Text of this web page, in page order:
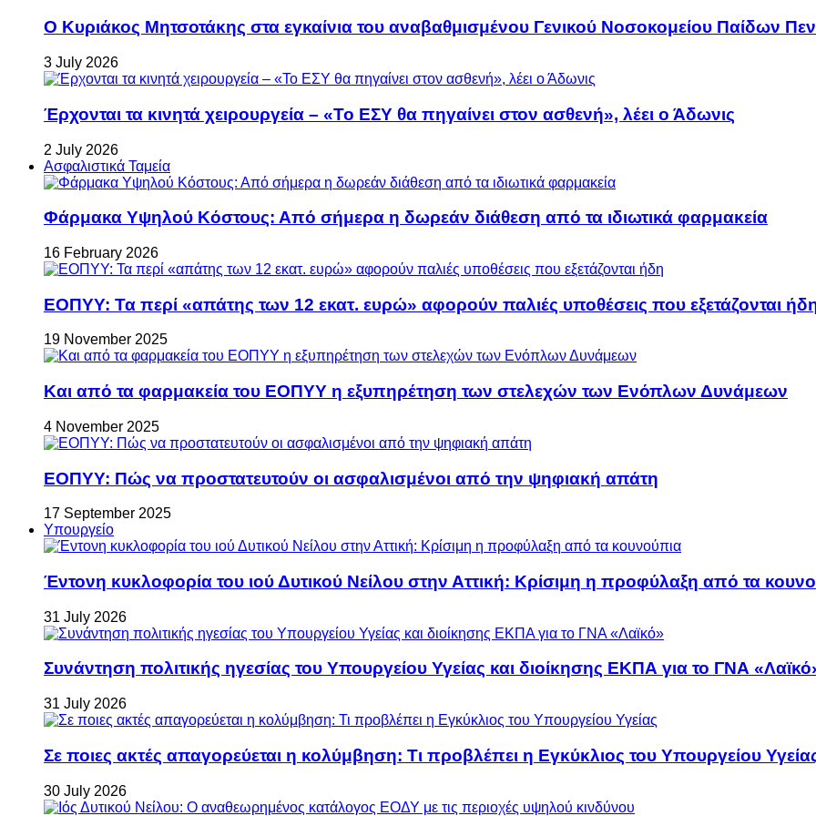
Ο Κυριάκος Μητσοτάκης στα εγκαίνια του αναβαθμισμένου Γενικού Νοσοκομείου Παίδων
3 July 2026
Έρχονται τα κινητά χειρουργεία – «Το ΕΣΥ θα πηγαίνει στον ασθενή», λέει ο Άδωνις
2 July 2026
Ασφαλιστικά Ταμεία
Φάρμακα Υψηλού Κόστους: Από σήμερα η δωρεάν διάθεση από τα ιδιωτικά φαρμακεία
16 February 2026
ΕΟΠΥΥ: Τα περί «απάτης των 12 εκατ. ευρώ» αφορούν παλιές υποθέσεις που εξετάζονται
19 November 2025
Και από τα φαρμακεία του ΕΟΠΥΥ η εξυπηρέτηση των στελεχών των Ενόπλων Δυνάμεων
4 November 2025
ΕΟΠΥΥ: Πώς να προστατευτούν οι ασφαλισμένοι από την ψηφιακή απάτη
17 September 2025
Υπουργείο
Έντονη κυκλοφορία του ιού Δυτικού Νείλου στην Αττική: Κρίσιμη η προφύλαξη από τα
31 July 2026
Συνάντηση πολιτικής ηγεσίας του Υπουργείου Υγείας και διοίκησης ΕΚΠΑ για το ΓΝΑ
31 July 2026
Σε ποιες ακτές απαγορεύεται η κολύμβηση: Τι προβλέπει η Εγκύκλιος του Υπουργείου
30 July 2026